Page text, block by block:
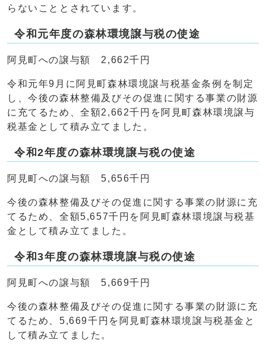
らないこととされています。
令和元年度の森林環境譲与税の使途
阿見町への譲与額 2,662千円
令和元年9月に阿見町森林環境譲与税基金条例を制定
し、今後の森林整備及びその促進に関する事業の財源
に充てるため、全額2,662千円を阿見町森林環境譲与
税基金として積み立てました。
令和2年度の森林環境譲与税の使途
阿見町への譲与額 5,656千円
今後の森林整備及びその促進に関する事業の財源に充
てるため、全額5,657千円を阿見町森林環境譲与税基
金として積み立てました。
令和3年度の森林環境譲与税の使途
阿見町への譲与額 5,669千円
今後の森林整備及びその促進に関する事業の財源に充
てるため、5,669千円を阿見町森林環境譲与税基金と
して積み立てました。